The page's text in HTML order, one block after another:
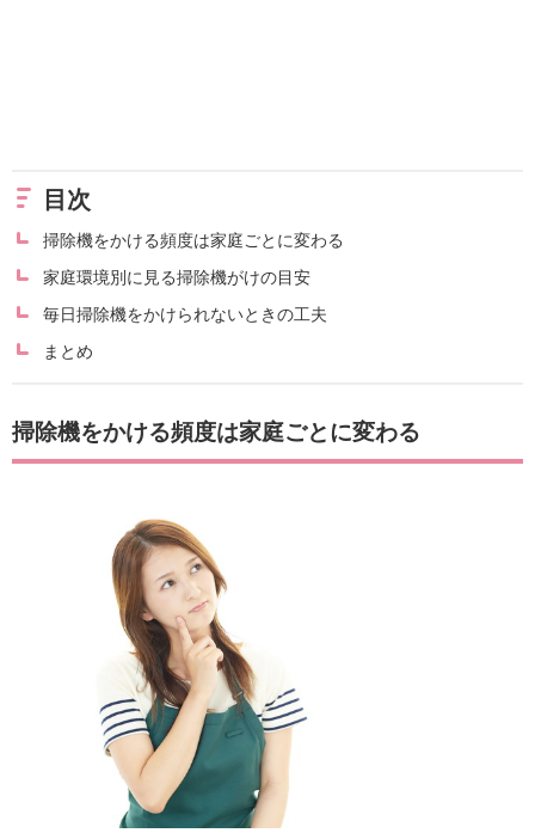
目次
掃除機をかける頻度は家庭ごとに変わる
家庭環境別に見る掃除機がけの目安
毎日掃除機をかけられないときの工夫
まとめ
掃除機をかける頻度は家庭ごとに変わる